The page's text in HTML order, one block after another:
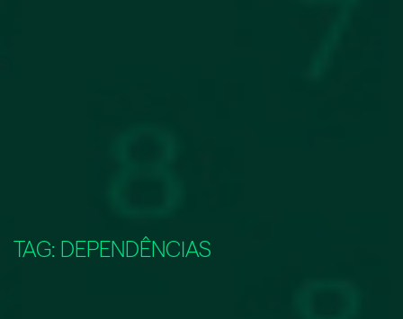
TAG: DEPENDÊNCIAS